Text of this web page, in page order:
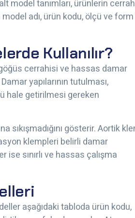
model tanımları, ürünlerin
adı, ürün kodu, ölçü ve form
Kullanılır?
cerrahisi ve hassas damar
yapılarının tutulması,
hale getirilmesi gereken
sıkışmadığını gösterir. Aortik
klempleri belirli damar
sınırlı ve hassas çalışma
aşağıdaki tabloda ürün kodu,